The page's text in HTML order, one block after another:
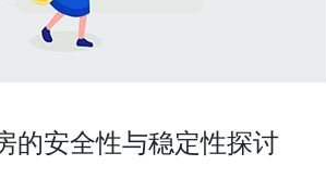
的安全性与稳定性探讨